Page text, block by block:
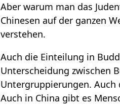
Aber warum man das
Chinesen auf der ganzen
verstehen.
Auch die Einteilung in
Unterscheidung zwischen
Untergruppierungen.
Auch in China gibt es